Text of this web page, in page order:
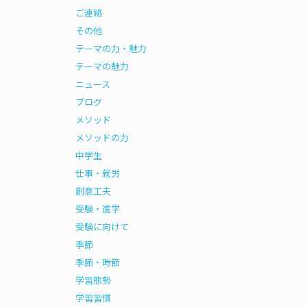
ご連絡
その他
テーマの力・魅力
テーマの魅力
ニュース
ブログ
メソッド
メソッドの力
中学生
仕事・就労
創意工夫
受験・進学
受験に向けて
季節
季節・時節
学習態勢
学習習慣